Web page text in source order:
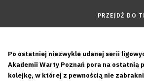
PRZEJDŹ DO
Po ostatniej niezwykle udanej serii
Akademii Warty Poznań pora na ostatnią
kolejkę, w której z pewnością nie